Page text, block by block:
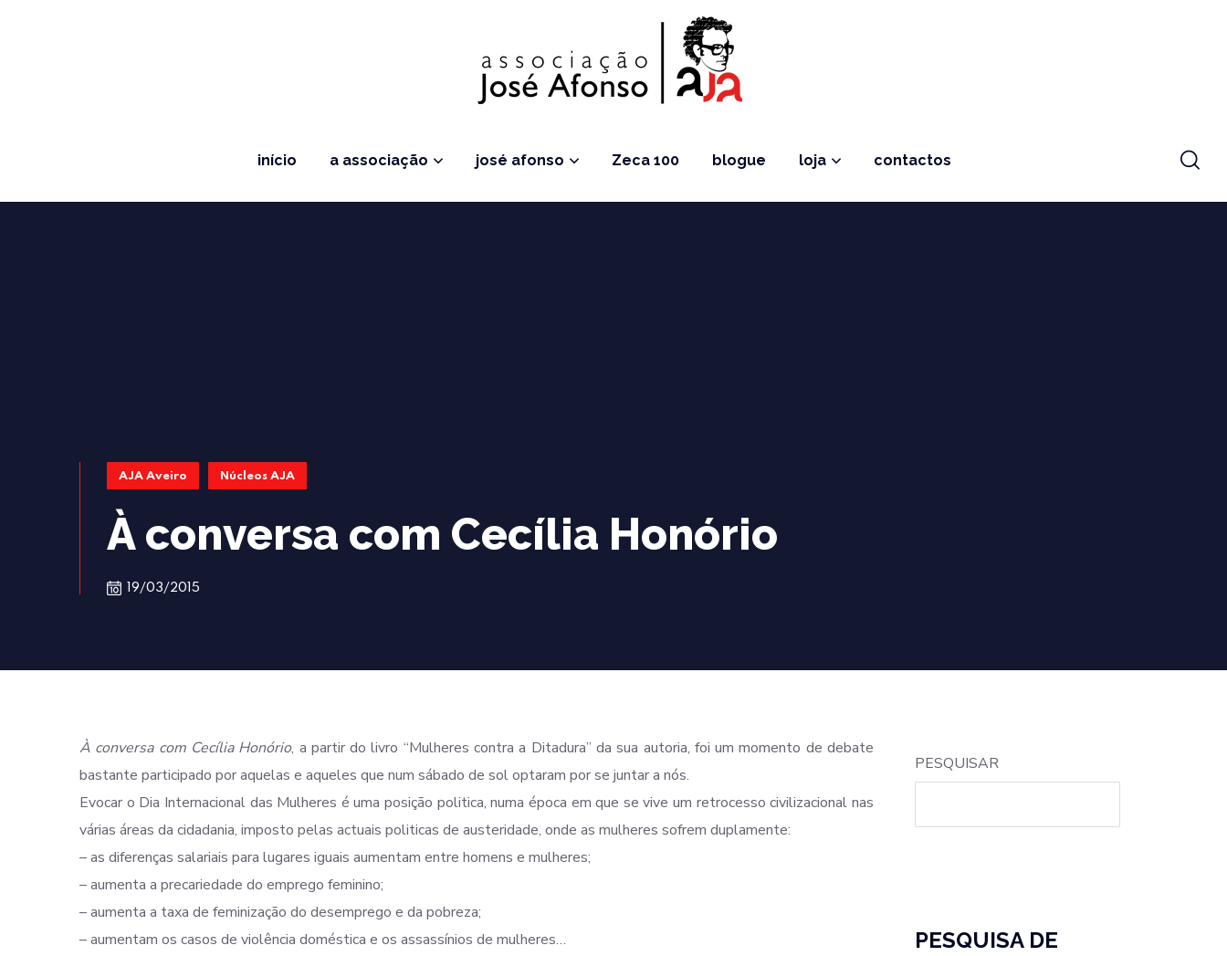
início a associação josé afonso Zeca 100 blogue loja contactos
AJA Aveiro Núcleos AJA
À conversa com Cecília Honório
19/03/2015
À conversa com Cecília Honório, a partir do livro “Mulheres contra a Ditadura” da sua autoria, foi um momento de debate
bastante participado por aquelas e aqueles que num sábado de sol optaram por se juntar a nós.
Evocar o Dia Internacional das Mulheres é uma posição politica, numa época em que se vive um retrocesso civilizacional nas
várias áreas da cidadania, imposto pelas actuais politicas de austeridade, onde as mulheres sofrem duplamente:
– as diferenças salariais para lugares iguais aumentam entre homens e mulheres;
– aumenta a precariedade do emprego feminino;
– aumenta a taxa de feminização do desemprego e da pobreza;
– aumentam os casos de violência doméstica e os assassínios de mulheres…
PESQUISAR
PESQUISA DE